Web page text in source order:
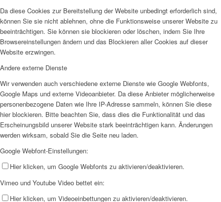
Da diese Cookies zur Bereitstellung der Website unbedingt erforderlich sind,
können Sie sie nicht ablehnen, ohne die Funktionsweise unserer Website zu
beeinträchtigen. Sie können sie blockieren oder löschen, indem Sie Ihre
Browsereinstellungen ändern und das Blockieren aller Cookies auf dieser
Website erzwingen.
Andere externe Dienste
Wir verwenden auch verschiedene externe Dienste wie Google Webfonts,
Google Maps und externe Videoanbieter. Da diese Anbieter möglicherweise
personenbezogene Daten wie Ihre IP-Adresse sammeln, können Sie diese
hier blockieren. Bitte beachten Sie, dass dies die Funktionalität und das
Erscheinungsbild unserer Website stark beeinträchtigen kann. Änderungen
werden wirksam, sobald Sie die Seite neu laden.
Google Webfont-Einstellungen:
Hier klicken, um Google Webfonts zu aktivieren/deaktivieren.
Vimeo und Youtube Video bettet ein:
Hier klicken, um Videoeinbettungen zu aktivieren/deaktivieren.